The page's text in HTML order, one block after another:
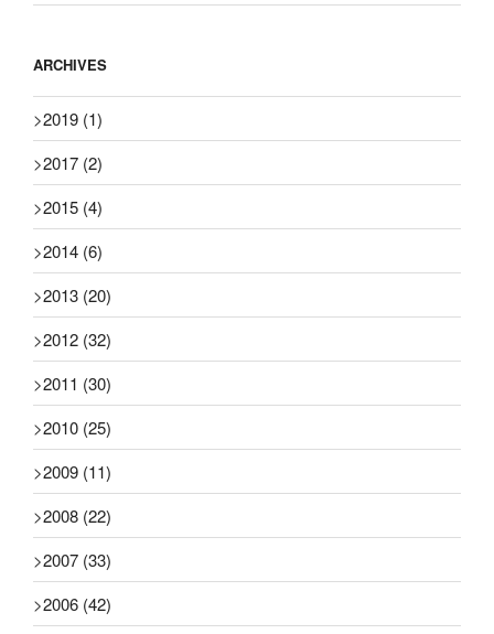
ARCHIVES
>2019 (1)
>2017 (2)
>2015 (4)
>2014 (6)
>2013 (20)
>2012 (32)
>2011 (30)
>2010 (25)
>2009 (11)
>2008 (22)
>2007 (33)
>2006 (42)